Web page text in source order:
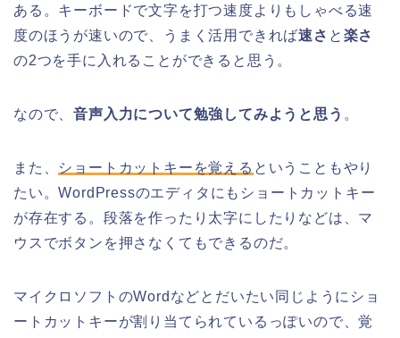
ある。キーボードで文字を打つ速度よりもしゃべる速
度のほうが速いので、うまく活用できれば速さ と 楽さ
の2つを手に入れることができると思う。
なので、音声入力について勉強してみようと思う 。
また、 ショートカットキーを覚える ということもやり
たい。WordPressのエディタにもショートカットキー
が存在する。段落を作ったり太字にしたりなどは、マ
ウスでボタンを押さなくてもできるのだ。
マイクロソフトのWordなどとだいたい同じようにショ
ートカットキーが割り当てられているっぽいので、覚